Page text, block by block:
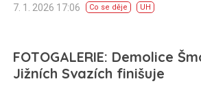
7. 1. 2026 17:06 Co se děje UH
FOTOGALERIE: Demolice
Jižních Svazích finišuje